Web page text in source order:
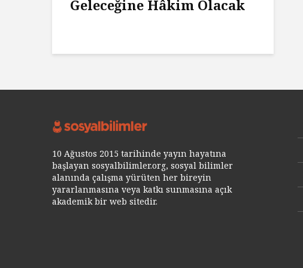
Geleceğine Hâkim Olacak
10 Ağustos 2015 tarihinde yayın hayatına
başlayan sosyalbilimler.org, sosyal bilimler
alanında çalışma yürüten her bireyin
yararlanmasına veya katkı sunmasına açık
akademik bir web sitedir.